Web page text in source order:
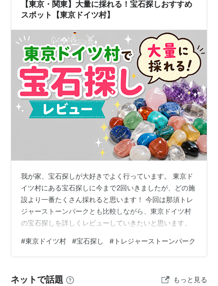
【東京・関東】大量に採れる！宝石探しおすすめ
スポット【東京ドイツ村】
我が家、宝石探しが大好きでよく行っています。 東京ド
イツ村にある宝石探しに今まで2回いきましたが、どの施
設より一番たくさん採れると思います！ 今回は那須トレ
ジャーストーンパークとも比較しながら、東京ドイツ村
の宝石探しを詳しくレビューしていきたいと思います。
#東京ドイツ村 #宝石探し # トレジャーストーンパーク
ネットで話題 もっと見る